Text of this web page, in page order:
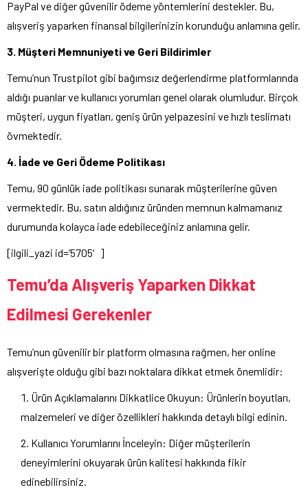
PayPal ve diğer güvenilir ödeme yöntemlerini destekler. Bu,
alışveriş yaparken finansal bilgilerinizin korunduğu anlamına gelir.
3. Müşteri Memnuniyeti ve Geri Bildirimler
Temu’nun Trustpilot gibi bağımsız değerlendirme platformlarında
aldığı puanlar ve kullanıcı yorumları genel olarak olumludur. Birçok
müşteri, uygun fiyatları, geniş ürün yelpazesini ve hızlı teslimatı
övmektedir.
4. İade ve Geri Ödeme Politikası
Temu, 90 günlük iade politikası sunarak müşterilerine güven
vermektedir. Bu, satın aldığınız üründen memnun kalmamanız
durumunda kolayca iade edebileceğiniz anlamına gelir.
[ilgili_yazi id=’5705′]
Temu’da Alışveriş Yaparken Dikkat
Edilmesi Gerekenler
Temu’nun güvenilir bir platform olmasına rağmen, her online
alışverişte olduğu gibi bazı noktalara dikkat etmek önemlidir:
Ürün Açıklamalarını Dikkatlice Okuyun: Ürünlerin boyutları,
malzemeleri ve diğer özellikleri hakkında detaylı bilgi edinin.
Kullanıcı Yorumlarını İnceleyin: Diğer müşterilerin
deneyimlerini okuyarak ürün kalitesi hakkında fikir
edinebilirsiniz.